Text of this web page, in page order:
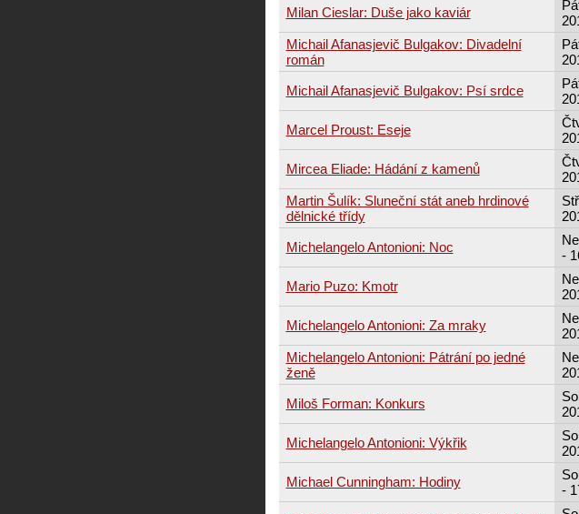
Milan Cieslar: Duše jako kaviár
Michail Afanasjevič Bulgakov: Divadelní
román
Michail Afanasjevič Bulgakov: Psí srdce
Marcel Proust: Eseje
Mircea Eliade: Hádání z kamenů
Martin Šulík: Sluneční stát aneb hrdinové
dělnické třídy
Michelangelo Antonioni: Noc
-
Mario Puzo: Kmotr
Michelangelo Antonioni: Za mraky
Michelangelo Antonioni: Pátrání po jedné
ženě
Miloš Forman: Konkurs
Michelangelo Antonioni: Výkřik
Michael Cunningham: Hodiny
-